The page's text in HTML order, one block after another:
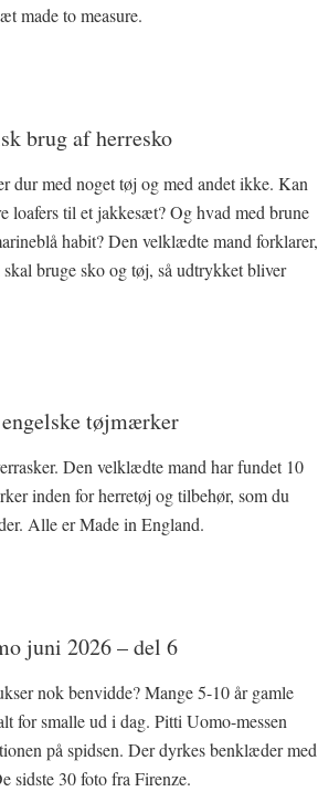
made to measure.
brug af herresko
dur med noget tøj og med andet ikke. Kan
loafers til et jakkesæt? Og hvad med brune
habit? Den velklædte mand forklarer,
bruge sko og tøj, så udtrykket bliver
tøjmærker
Den velklædte mand har fundet 10
inden for herretøj og tilbehør, som du
Alle er Made in England.
juni 2026 – del 6
nok benvidde? Mange 5-10 år gamle
for smalle ud i dag. Pitti Uomo-messen
på spidsen. Der dyrkes benklæder med
sidste 30 foto fra Firenze.